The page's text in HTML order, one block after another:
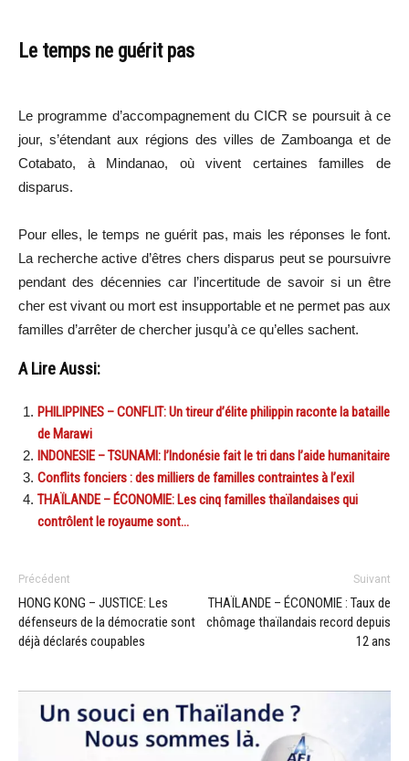
Le temps ne guérit pas
Le programme d’accompagnement du CICR se poursuit à ce
jour, s’étendant aux régions des villes de Zamboanga et de
Cotabato, à Mindanao, où vivent certaines familles de
disparus.
Pour elles, le temps ne guérit pas, mais les réponses le font.
La recherche active d’êtres chers disparus peut se poursuivre
pendant des décennies car l’incertitude de savoir si un être
cher est vivant ou mort est insupportable et ne permet pas aux
familles d’arrêter de chercher jusqu’à ce qu’elles sachent.
A Lire Aussi:
PHILIPPINES – CONFLIT: Un tireur d’élite philippin raconte la bataille
de Marawi
INDONESIE – TSUNAMI: l’Indonésie fait le tri dans l’aide humanitaire
Conflits fonciers : des milliers de familles contraintes à l’exil
THAÏLANDE – ÉCONOMIE: Les cinq familles thaïlandaises qui
contrôlent le royaume sont…
Précédent
HONG KONG – JUSTICE: Les
défenseurs de la démocratie sont
déjà déclarés coupables
Suivant
THAÏLANDE – ÉCONOMIE : Taux de
chômage thaïlandais record depuis
12 ans